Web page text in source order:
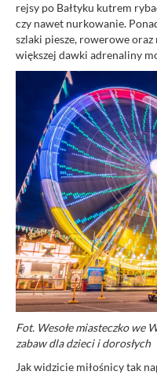
rejsy po Bałtyku kutrem
czy nawet nurkowanie.
szlaki piesze, rowerowe
większej dawki adrenaliny
Fot. Wesołe miasteczko we
zabaw dla dzieci i dorosłych
Jak widzicie miłośnicy tak